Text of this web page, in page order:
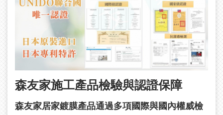
森友家施工產品檢驗與認證保障
森友家居家鍍膜產品通過多項國際與國內權威檢